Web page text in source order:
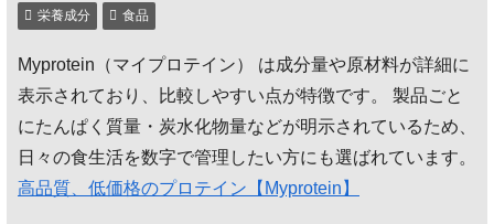
栄養成分 食品
Myprotein（マイプロテイン） は成分量や原材料が詳細に
表示されており、比較しやすい点が特徴です。 製品ごと
にたんぱく質量・炭水化物量などが明示されているため、
日々の食生活を数字で管理したい方にも選ばれています。
高品質、低価格のプロテイン【Myprotein】